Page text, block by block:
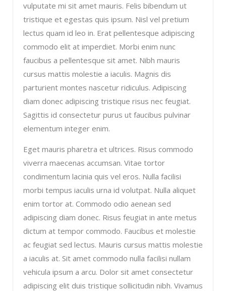
vulputate mi sit amet mauris. Felis bibendum ut
tristique et egestas quis ipsum. Nisl vel pretium
lectus quam id leo in. Erat pellentesque adipiscing
commodo elit at imperdiet. Morbi enim nunc
faucibus a pellentesque sit amet. Nibh mauris
cursus mattis molestie a iaculis. Magnis dis
parturient montes nascetur ridiculus. Adipiscing
diam donec adipiscing tristique risus nec feugiat.
Sagittis id consectetur purus ut faucibus pulvinar
elementum integer enim.
Eget mauris pharetra et ultrices. Risus commodo
viverra maecenas accumsan. Vitae tortor
condimentum lacinia quis vel eros. Nulla facilisi
morbi tempus iaculis urna id volutpat. Nulla aliquet
enim tortor at. Commodo odio aenean sed
adipiscing diam donec. Risus feugiat in ante metus
dictum at tempor commodo. Faucibus et molestie
ac feugiat sed lectus. Mauris cursus mattis molestie
a iaculis at. Sit amet commodo nulla facilisi nullam
vehicula ipsum a arcu. Dolor sit amet consectetur
adipiscing elit duis tristique sollicitudin nibh. Vivamus